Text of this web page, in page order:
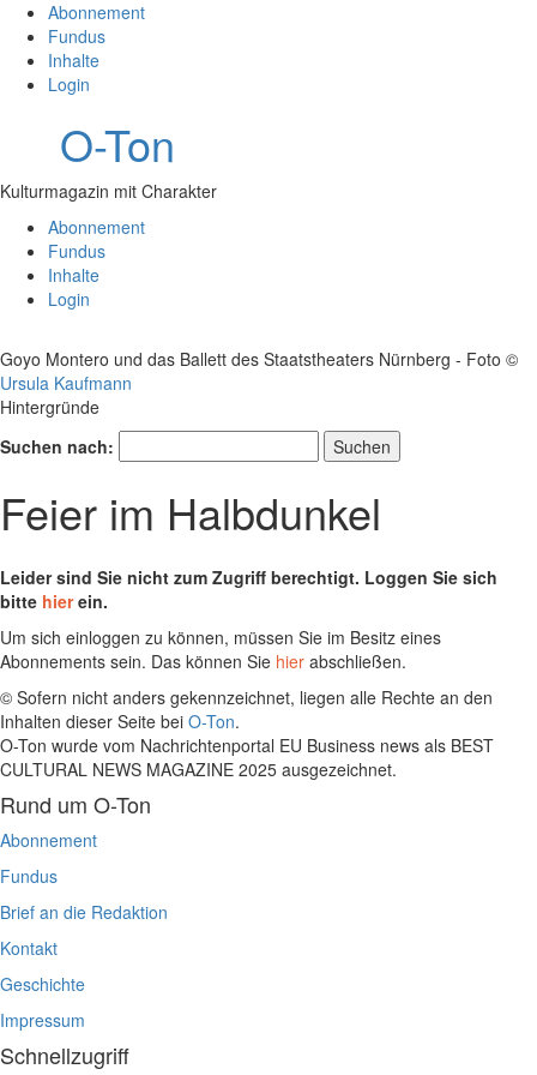
Abonnement
Fundus
Inhalte
Login
O-Ton
Kulturmagazin mit Charakter
Abonnement
Fundus
Inhalte
Login
Goyo Montero und das Ballett des Staatstheaters Nürnberg - Foto ©
Ursula Kaufmann
Hintergründe
Suchen nach:
Feier im Halbdunkel
Leider sind Sie nicht zum Zugriff berechtigt. Loggen Sie sich
bitte hierein.
Um sich einloggen zu können, müssen Sie im Besitz eines
Abonnements sein. Das können Sie hier abschließen.
© Sofern nicht anders gekennzeichnet, liegen alle Rechte an den
Inhalten dieser Seite bei O-Ton.
O-Ton wurde vom Nachrichtenportal EU Business news als BEST
CULTURAL NEWS MAGAZINE 2025 ausgezeichnet.
Rund um O-Ton
Abonnement
Fundus
Brief an die Redaktion
Kontakt
Geschichte
Impressum
Schnellzugriff